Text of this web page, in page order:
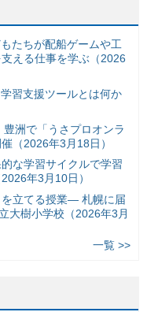
たちが配船ゲームや工
える仕事を学ぶ（2026
習支援ツールとは何か
洲で「うさプロオンラ
（2026年3月18日）
な学習サイクルで学習
年3月10日）
立てる授業— 札幌に届
大樹小学校（2026年3月
一覧 >>